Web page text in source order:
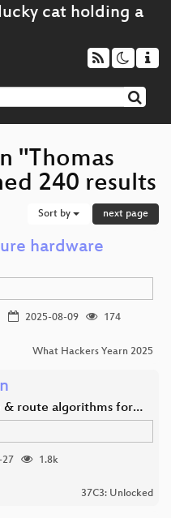
"Thomas
240 results
Sort by next page
hardware
2025-08-09
174
What Hackers Yearn 2025
route algorithms for…
27
1.8k
37C3: Unlocked